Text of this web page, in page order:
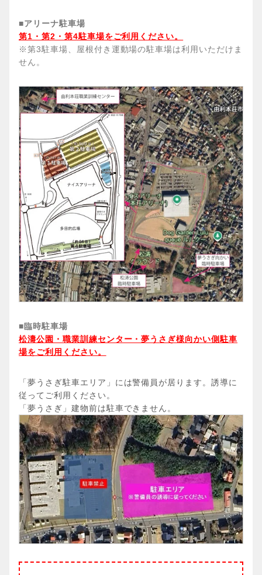
■アリーナ駐車場
第1・第2・第4駐車場をご利用ください。
※第3駐車場、屋根付き運動場の駐車場は利用いただけま
せん。
■臨時駐車場
松濤公園・職業訓練センター・夢うさぎ様向かい側駐車
場をご利用ください。
「夢うさぎ駐車エリア」には警備員が居ります。誘導に
従ってご利用ください。
「夢うさぎ」建物前は駐車できません。